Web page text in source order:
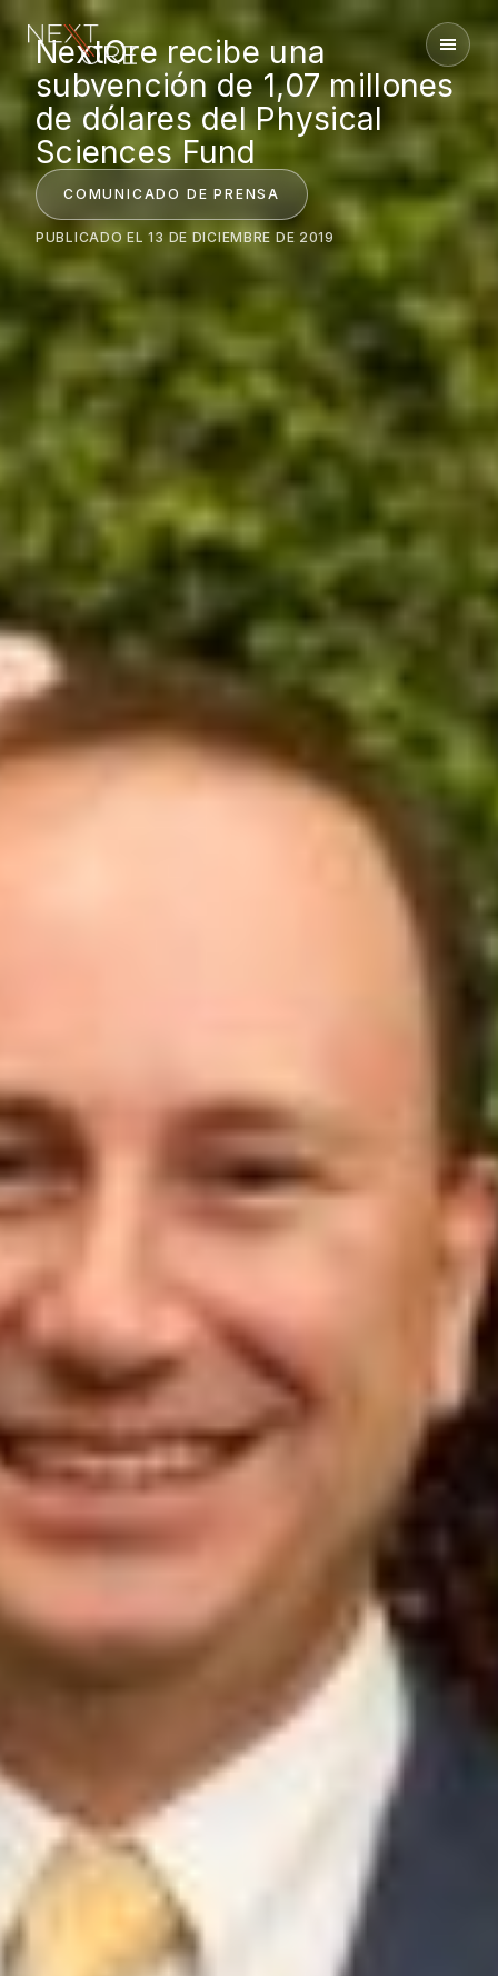
Nextore
NextOre recibe una
subvención de 1,07 millones
de dólares del Physical
Sciences Fund
COMUNICADO DE PRENSA
PUBLICADO EL 13 DE DICIEMBRE DE 2019